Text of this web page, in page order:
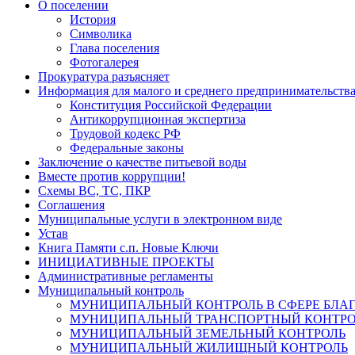
О поселении
История
Символика
Глава поселения
Фотогалерея
Прокуратура разъясняет
Информация для малого и среднего предпринимательства
Конституция Российской Федерации
Антикоррупционная экспертиза
Трудовой кодекс РФ
Федеральные законы
Заключение о качестве питьевой воды
Вместе против коррупции!
Схемы ВС, ТС, ПКР
Соглашения
Муниципальные услуги в электронном виде
Устав
Книга Памяти с.п. Новые Ключи
ИНИЦИАТИВНЫЕ ПРОЕКТЫ
Административные регламенты
Муниципальный контроль
МУНИЦИПАЛЬНЫЙ КОНТРОЛЬ В СФЕРЕ
МУНИЦИПАЛЬНЫЙ ТРАНСПОРТНЫЙ
МУНИЦИПАЛЬНЫЙ ЗЕМЕЛЬНЫЙ КОНТРОЛЬ
МУНИЦИПАЛЬНЫЙ ЖИЛИЩНЫЙ КОНТРОЛЬ